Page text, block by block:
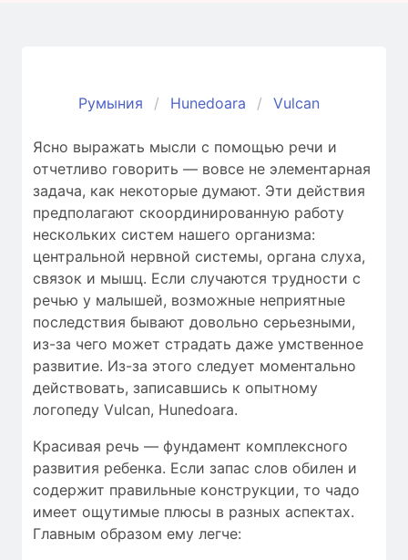
Румыния Hunedoara Vulcan
Ясно выражать мысли с помощью речи и
отчетливо говорить — вовсе не элементарная
задача, как некоторые думают. Эти действия
предполагают скоординированную работу
нескольких систем нашего организма:
центральной нервной системы, органа слуха,
связок и мышц. Если случаются трудности c
речью у малышей, возможные неприятные
последствия бывают довольно серьезными,
из-за чего может страдать даже умственное
развитие. Из-за этого следует моментально
действовать, записавшись к опытному
логопеду Vulcan, Hunedoara.
Красивая речь — фундамент комплексного
развития ребенка. Если запас слов обилен и
содержит правильные конструкции, то чадо
имеет ощутимые плюсы в разных аспектах.
Главным образом ему легче: